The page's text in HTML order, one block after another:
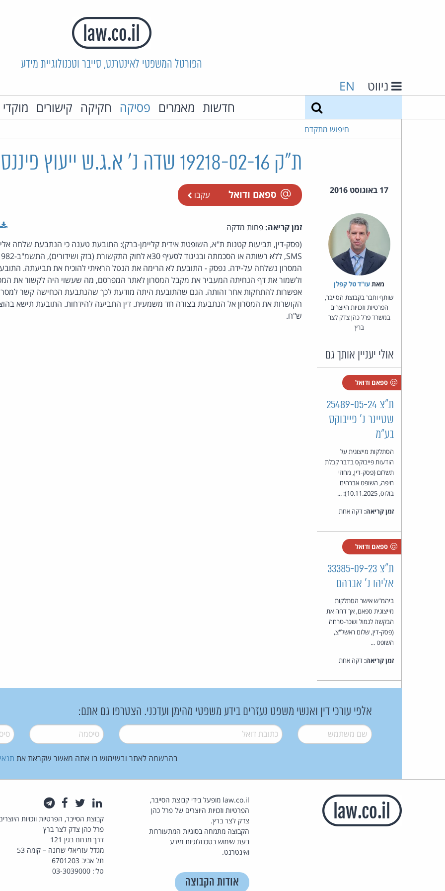
הפורטל המשפטי לאינטרנט, סייבר וטכנולוגיית מידע
ניווט EN
חדשות מאמרים פסיקה חקיקה קישורים
חיפוש מתקדם
ת"ק 19218-02-16 שדה נ' א.ג.ש ייעוץ פיננסי בע"מ
17 באוגוסט 2016 ספאם ודואל עקבו
מאת‏עו"ד טל קפלן
שותף וחבר בקבוצת הסייבר,
הפרטיות וזכויות היוצרים
במשרד פרל כהן צדק לצר
ברץ
אולי יעניין אותך גם
ספאם ודואל
ת"צ 25489-05-24
שטיינר נ' פייבוקס
בע"מ
הסתלקות מייצוגית על
הודעות פייבוקס בדבר קבלת
תשלום (פסק-דין, מחוזי
חיפה, השופט אברהים
בולוס, 10.11.2025): ...
זמן קריאה:דקה אחת
ספאם ודואל
ת"צ 33385-09-23
אליהו נ' אברהם
ביהמ"ש אישר הסתלקות
מייצוגית ספאם, אך דחה את
הבקשה לגמול ושכר-טרחה
(פסק-דין, שלום ראשל"צ,
השופט ...
זמן קריאה:דקה אחת
זמן קריאה: פחות מדקה
(פסק-דין, תביעות קטנות ת"א, השופטת אידית קליימן-ברק): התובעת טענה כי הנתבעת שלחה
המסרון נשלחה על-ידה. נפסק - התובעת לא הרימה את הנטל הראיתי להוכיח את תביעתה.
ולשמור את דף הנחיתה המעביר את מקבל המסרון לאתר המפרסם, מה שעשוי היה לקשור את
אפשרות להתחקות אחר זהותה. הגם שהתובעת היתה מודעת לכך שהנתבעת הכחישה קשר
ש"ח.
אלפי עורכי דין ואנשי משפט נעזרים בידע משפטי מהימן ועדכני. הצטרפו גם אתם:
שם משתמש* דואל* סיסמה*
בהרשמה לאתר ובשימוש בו אתה מאשר שקראת את
law.co.il מופעל בידי קבוצת הסייבר,
הפרטיות וזכויות היוצרים של פרל כהן
צדק לצר ברץ.
הקבוצה מתמחה בסוגיות המתעוררות
בעת שימוש בטכנולוגיות מידע
ואינטרנט.
אודות הקבוצה
לינקדאין
טוויטרפייסבוק
קבוצת הסייבר, הפרטיות וזכויות
פרל כהן צדק לצר ברץ
דרך מנחם בגין 121
מגדל עזריאלי שרונה – קומה 53
תל אביב 6701203
טל': 03-3039000